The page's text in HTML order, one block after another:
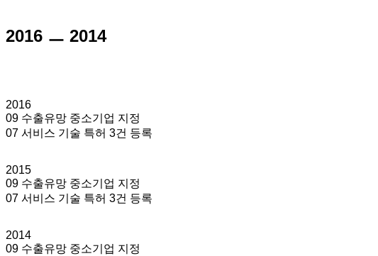
2016 ㅡ 2014
2016
09 수출유망 중소기업 지정
07 서비스 기술 특허 3건 등록
2015
09 수출유망 중소기업 지정
07 서비스 기술 특허 3건 등록
2014
09 수출유망 중소기업 지정